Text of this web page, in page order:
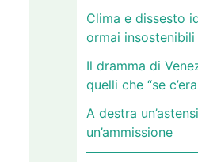
Clima e dissesto
ormai
Il dramma di
quelli che “se
A destra
un’ammissione